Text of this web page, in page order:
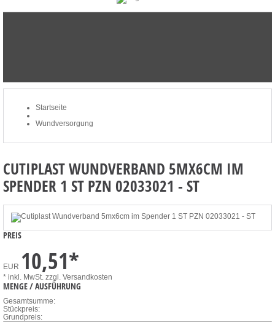
Startseite
Wundversorgung
CUTIPLAST WUNDVERBAND 5MX6CM IM
SPENDER 1 ST PZN 02033021 - ST
PREIS
EUR 10,51*
* inkl. MwSt. zzgl. Versandkosten
MENGE / AUSFÜHRUNG
Gesamtsumme:
Stückpreis:
Grundpreis: